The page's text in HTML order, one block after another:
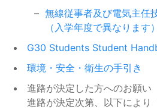
ついて
き落とし
2026/03/31
その他
トのご案内
2025/09/04
奨学金（JASSO）
令和7年9
る災害救
生等に対
変採用】
採用・応
2025/09/01
令和7年台
無線従事者及び電気主任
（入学年度で異なります）
G30 Students Student
環境・安全・衛生の手引き
進路が決定した方へのお願い
進路が決定次第、以下により